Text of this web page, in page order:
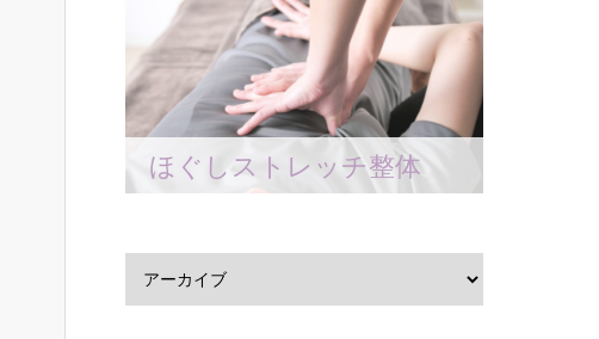
ほぐしストレッチ整体